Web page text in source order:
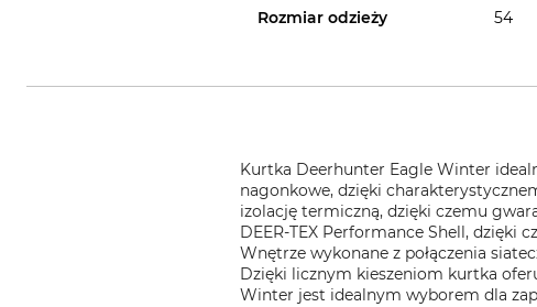
Rozmiar odzieży 54
Kurtka Deerhunter Eagle Winter
nagonkowe, dzięki
izolację termiczną, dzięki czemu
DEER-TEX Performance Shell, dzięki
Wnętrze wykonane z połączenia
Dzięki licznym kieszeniom kurtka
Winter jest idealnym wyborem dla